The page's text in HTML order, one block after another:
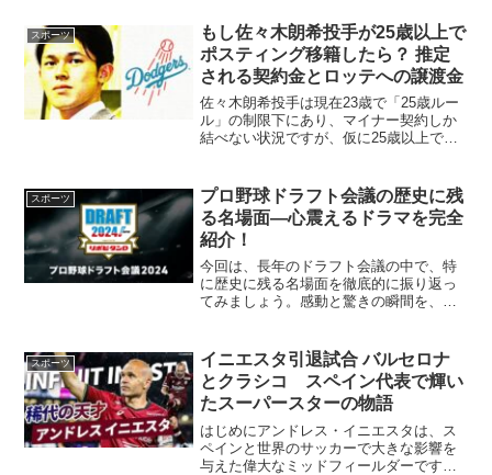
スポーツ
もし佐々木朗希投手が25歳以上で
ポスティング移籍したら？ 推定
される契約金とロッテへの譲渡金
佐々木朗希投手は現在23歳で「25歳ルー
ル」の制限下にあり、マイナー契約しか
結べない状況ですが、仮に25歳以上でポ
金になっていた可能性があるのでしょう
か。以下では、最近...
スポーツ
プロ野球ドラフト会議の歴史に残
る名場面—心震えるドラマを完全
紹介！
今回は、長年のドラフト会議の中で、特
に歴史に残る名場面を徹底的に振り返っ
てみましょう。感動と驚きの瞬間を、皆
はドラフト会議は、単なる新人選手の選
抜の場ではなく、各選手の...
スポーツ
イニエスタ引退試合 バルセロナ
とクラシコ スペイン代表で輝い
たスーパースターの物語
はじめにアンドレス・イニエスタは、ス
ペインと世界のサッカーで大きな影響を
与えた偉大なミッドフィールダーです。